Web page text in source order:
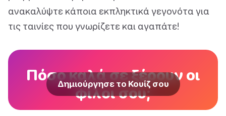
ανακαλύψτε κάποια εκπληκτικά γεγονότα για
τις ταινίες που γνωρίζετε και αγαπάτε!
Πόσο καλά σε ξέρουν οι
φίλοι σου;
Δημιούργησε το Κουίζ σου